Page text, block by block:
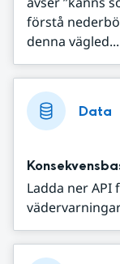
förstå
denna vägled...
Data
Ladda ner API